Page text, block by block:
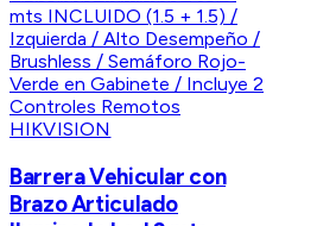
HIKVISION
Barrera Vehicular con
Brazo Articulado